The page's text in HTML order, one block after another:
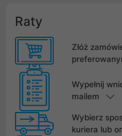
Raty
Złóż
Wypełnij
mailem
Wybierz
kuriera lub